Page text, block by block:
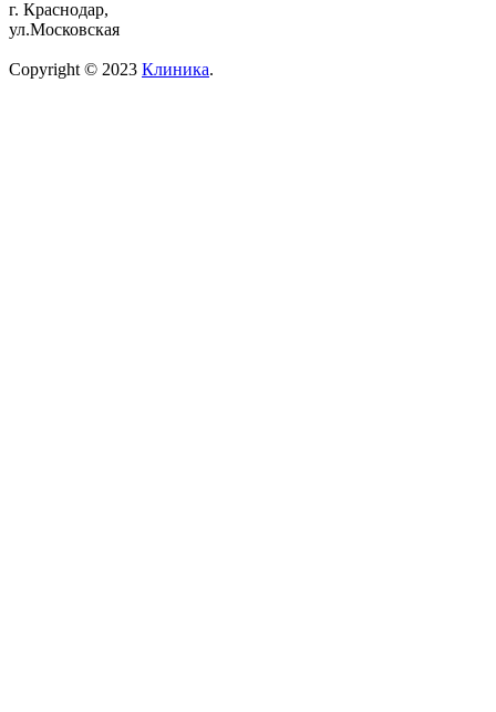
г. Краснодар,
ул.Московская
Copyright © 2023 Клиника.